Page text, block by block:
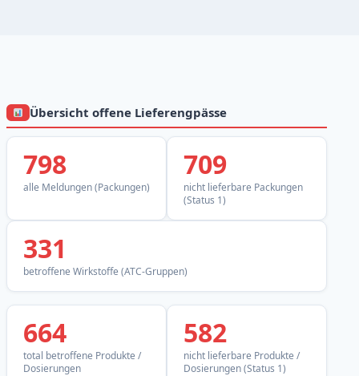
Übersicht offene Lieferengpässe
798
alle Meldungen (Packungen)
709
nicht lieferbare Packungen
(Status 1)
331
betroffene Wirkstoffe (ATC-Gruppen)
664
total betroffene Produkte /
Dosierungen
582
nicht lieferbare Produkte /
Dosierungen (Status 1)